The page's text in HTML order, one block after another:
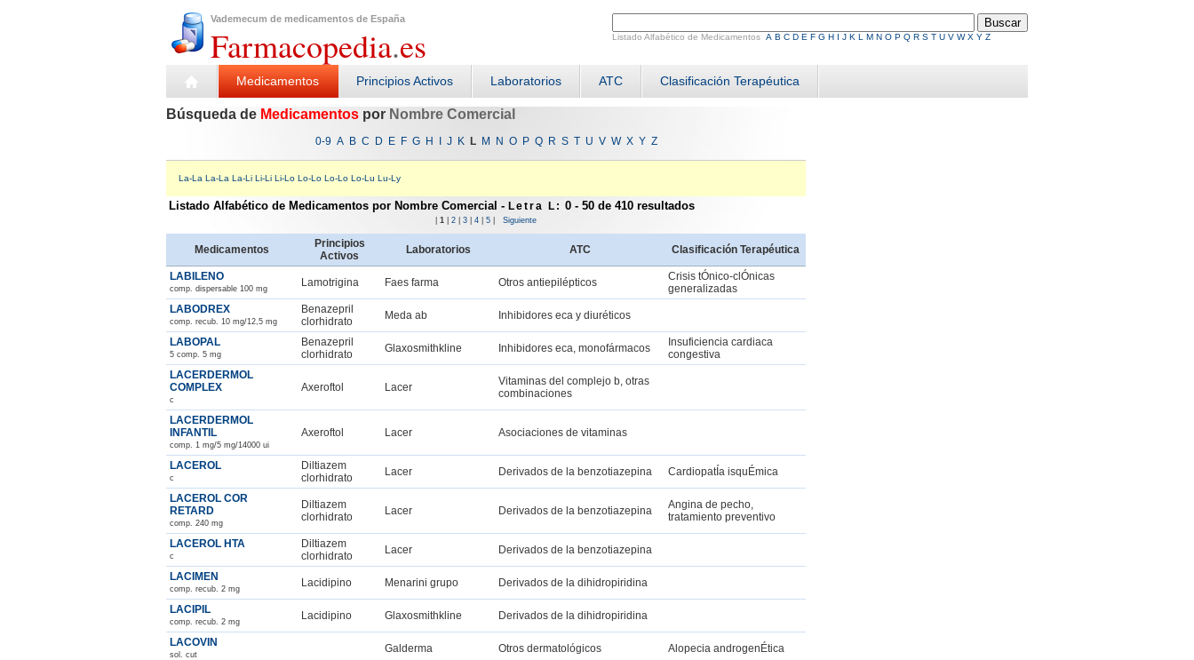
Listado Alfabético de Medicamentos A B C D E F G H I J K L M N O P Q R S T U V W X Y Z
Vademecum de medicamentos de España
Farmacopedia.es
Medicamentos Principios Activos Laboratorios ATC Clasificación Terapéutica
Búsqueda de Medicamentos por Nombre Comercial
0-9 A B C D E F G H J K L M N O P Q R S T U V W X Y Z
La-La La-La La-Li Li-Li Li-Lo Lo-Lo Lo-Lo Lo-Lu Lu-Ly
Listado Alfabético de Medicamentos por Nombre Comercial - Letra L: 0 - 50 de 410 resultados
1 2 3 4 5 Siguiente
Medicamentos
Principios
Activos
Laboratorios ATC Clasificación Terapéutica
LABILENO
comp. dispersable 100 mg Lamotrigina Faes farma Otros antiepilépticos
Crisis tÓnico-clÓnicas
generalizadas
LABODREX
comp. recub. 10 mg/12,5 mg
Benazepril
clorhidrato
Meda ab Inhibidores eca y diuréticos
LABOPAL
5 comp. 5 mg
Benazepril
clorhidrato
Glaxosmithkline Inhibidores eca, monofármacos
Insuficiencia cardiaca
congestiva
LACERDERMOL
COMPLEX
c
Axeroftol Lacer
Vitaminas del complejo b, otras
combinaciones
LACERDERMOL
INFANTIL
comp. 1 mg/5 mg/14000 ui
Axeroftol Lacer Asociaciones de vitaminas
LACEROL
c
Diltiazem
clorhidrato
Lacer Derivados de la benzotiazepina CardiopatÍa isquÉmica
LACEROL COR
RETARD
comp. 240 mg
Diltiazem
clorhidrato
Lacer Derivados de la benzotiazepina
Angina de pecho,
tratamiento preventivo
LACEROL HTA
c
Diltiazem
clorhidrato
Lacer Derivados de la benzotiazepina
LACIMEN
comp. recub. 2 mg Lacidipino Menarini grupo Derivados de la dihidropiridina
LACIPIL
comp. recub. 2 mg Lacidipino Glaxosmithkline Derivados de la dihidropiridina
LACOVIN
sol. cut Galderma Otros dermatológicos Alopecia androgenÉtica